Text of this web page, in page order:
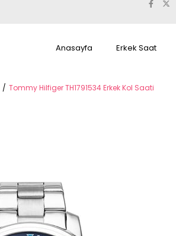
Anasayfa Erkek Saat
Tommy Hilfiger TH1791534 Erkek Kol Saati